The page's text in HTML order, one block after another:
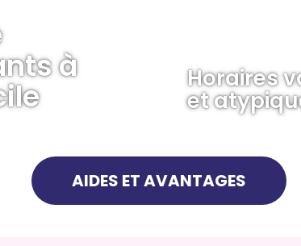
à Horaires
et
AIDES ET AVANTAGES